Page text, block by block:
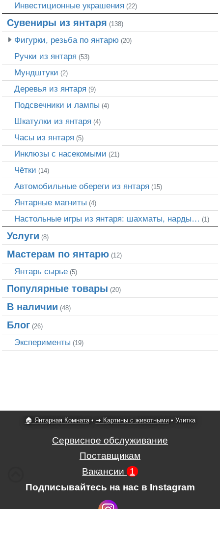
Инвестиционные украшения (22)
Сувениры из янтаря (138)
Фигурки, резьба по янтарю (20)
Ручки из янтаря (53)
Мундштуки (2)
Деревья из янтаря (9)
Подсвечники и лампы (4)
Шкатулки из янтаря (4)
Часы из янтаря (5)
Инклюзы с насекомыми (21)
Чётки (14)
Автомобильные обереги из янтаря (15)
Янтарные магниты (4)
Настольные игры из янтаря: шахматы, нарды… (1)
Услуги (8)
Мастерам по янтарю (12)
Янтарь сырье (5)
Популярные товары (20)
В наличии (48)
Блог (26)
Эксперименты (19)
🏠 Янтарная Комната• ➜ Картины с животными• Улитка
Сервисное обслуживание
Поставщикам
Вакансии 1
Подписывайтесь на нас в Instagram